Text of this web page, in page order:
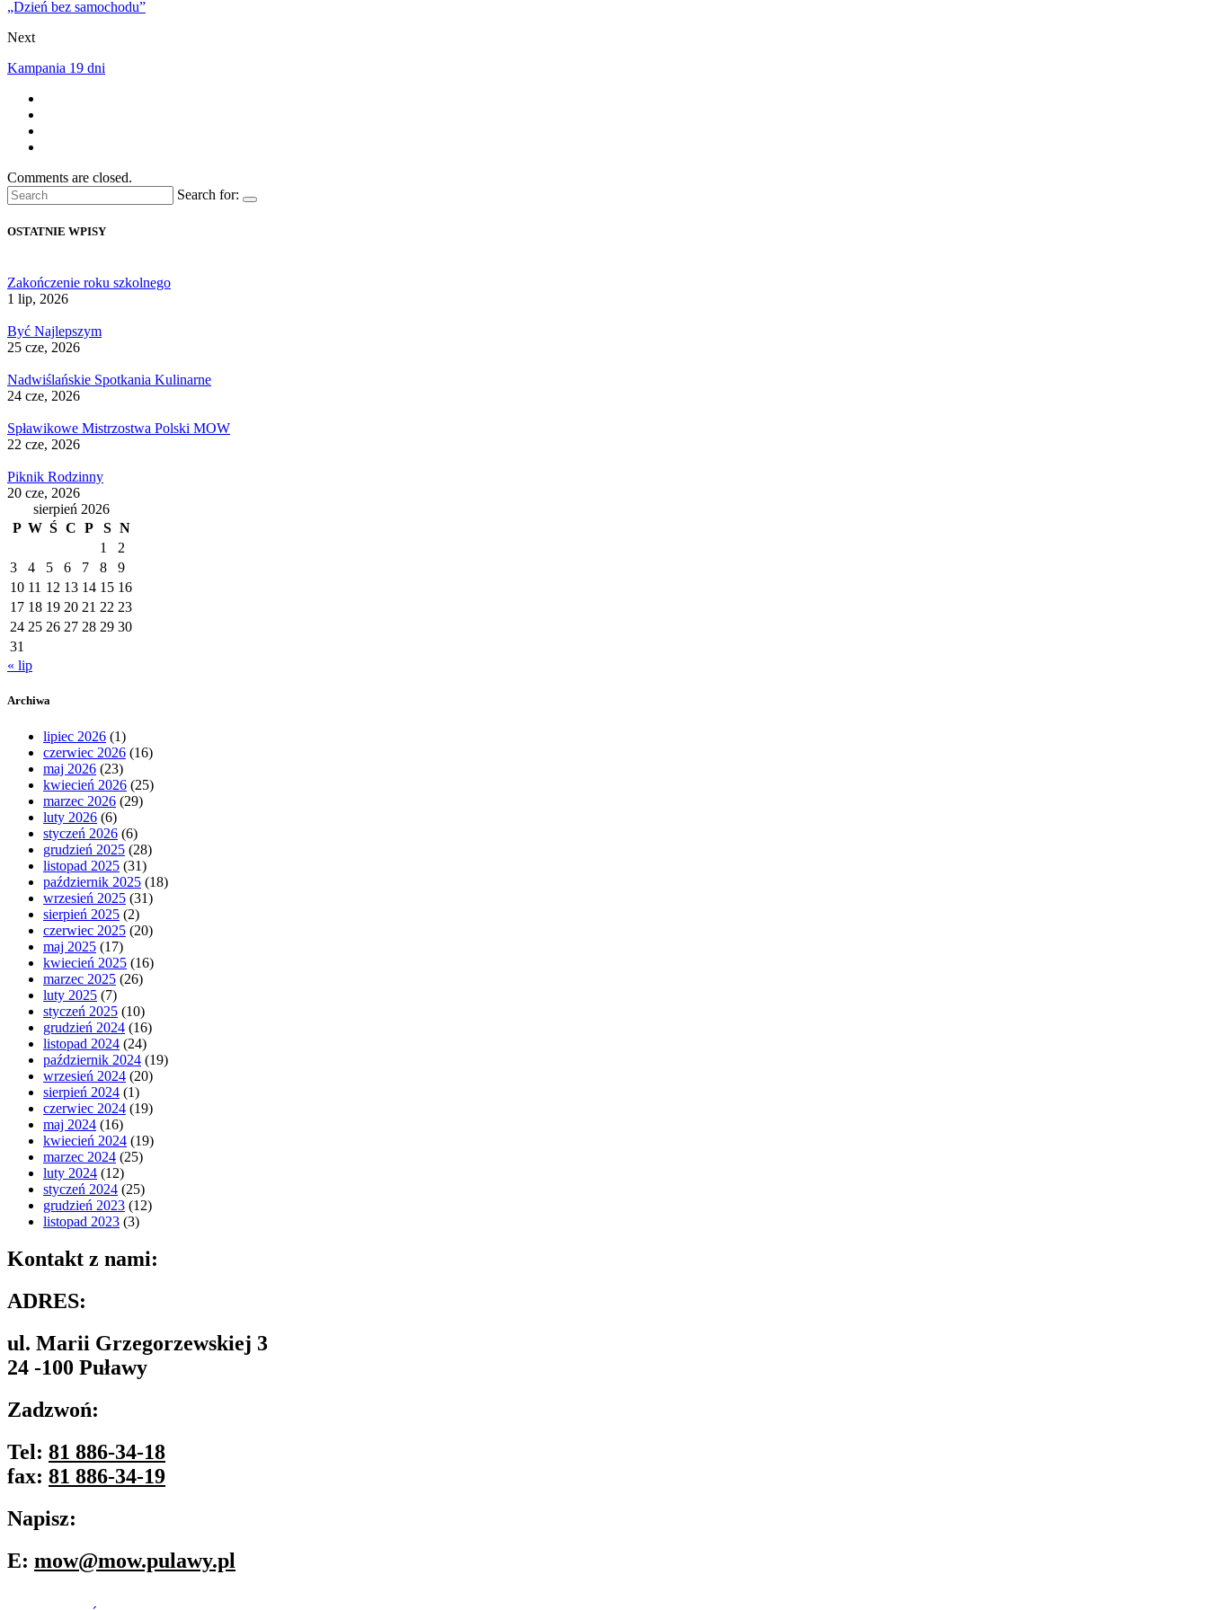
„Dzień bez samochodu”
Next
Kampania 19 dni
Comments are closed.
Search for:
OSTATNIE WPISY
Zakończenie roku szkolnego
1 lip, 2026
Być Najlepszym
25 cze, 2026
Nadwiślańskie Spotkania Kulinarne
24 cze, 2026
Spławikowe Mistrzostwa Polski MOW
22 cze, 2026
Piknik Rodzinny
20 cze, 2026
sierpień 2026
P W Ś C P S N
1
2
3
4 5 6 7 8
9
10 11 12 13 14 15 16
17 18 19 20 21 22 23
24 25 26 27 28 29 30
31
« lip
Archiwa
lipiec 2026 (1)
czerwiec 2026 (16)
maj 2026 (23)
kwiecień 2026 (25)
marzec 2026 (29)
luty 2026 (6)
styczeń 2026 (6)
grudzień 2025 (28)
listopad 2025 (31)
październik 2025 (18)
wrzesień 2025 (31)
sierpień 2025 (2)
czerwiec 2025 (20)
maj 2025 (17)
kwiecień 2025 (16)
marzec 2025 (26)
luty 2025 (7)
styczeń 2025 (10)
grudzień 2024 (16)
listopad 2024 (24)
październik 2024 (19)
wrzesień 2024 (20)
sierpień 2024 (1)
czerwiec 2024 (19)
maj 2024 (16)
kwiecień 2024 (19)
marzec 2024 (25)
luty 2024 (12)
styczeń 2024 (25)
grudzień 2023 (12)
listopad 2023 (3)
Kontakt z nami:
ADRES:
ul. Marii Grzegorzewskiej 3
24 -100 Puławy
Zadzwoń:
Tel: 81 886-34-18
fax: 81 886-34-19
Napisz:
E: mow@mow.pulawy.pl